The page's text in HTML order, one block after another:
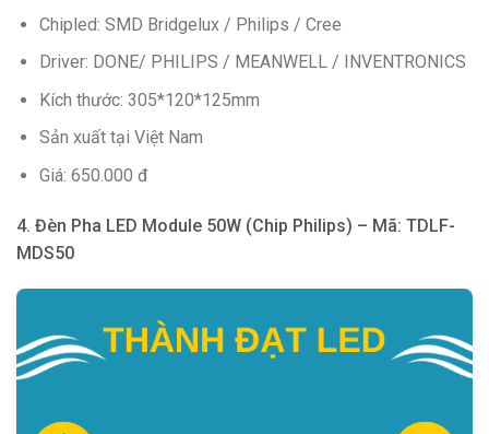
Chipled: SMD Bridgelux / Philips / Cree
Driver: DONE/ PHILIPS / MEANWELL / INVENTRONICS
Kích thước: 305*120*125mm
Sản xuất tại Việt Nam
Giá: 650.000 đ
4. Đèn Pha LED Module 50W (Chip Philips) – Mã: TDLF-
MDS50